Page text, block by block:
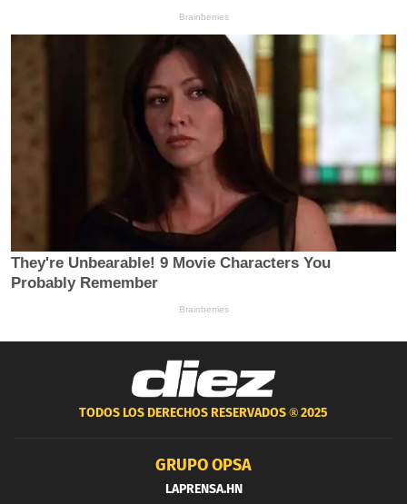
TODOS LOS DERECHOS RESERVADOS ®2025
GRUPO OPSA
LAPRENSA.HN